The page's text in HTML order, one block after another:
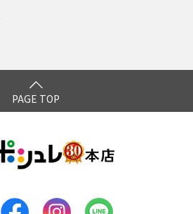
PAGE TOP